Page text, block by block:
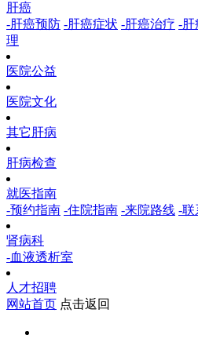
肝癌
-肝癌预防 -肝癌症状 -肝癌治疗 -肝
理
医院公益
医院文化
其它肝病
肝病检查
就医指南
-预约指南 -住院指南 -来院路线 -联
肾病科
-血液透析室
人才招聘
网站首页 点击返回